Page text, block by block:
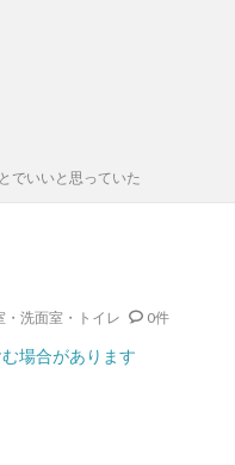
でいいと思っていた
・洗面室・トイレ 0件
場合があります